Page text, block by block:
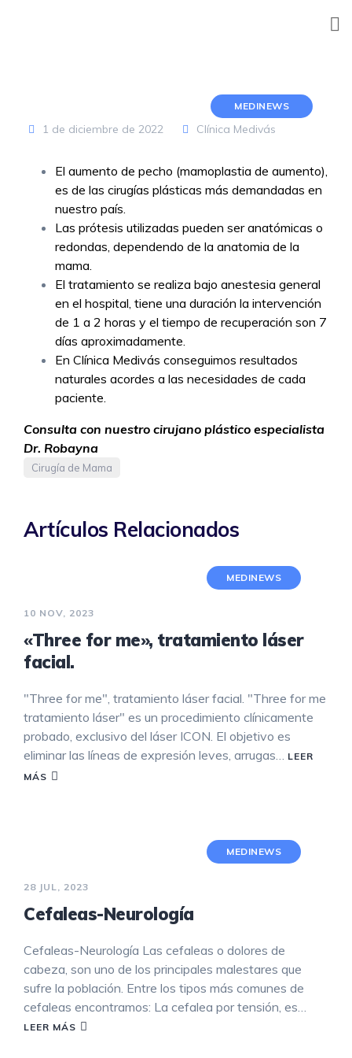
MEDINEWS
1 de diciembre de 2022 Clínica Medivás
El aumento de pecho (mamoplastia de aumento),
es de las cirugías plásticas más demandadas en
nuestro país.
Las prótesis utilizadas pueden ser anatómicas o
redondas, dependendo de la anatomia de la
mama.
El tratamiento se realiza bajo anestesia general
en el hospital, tiene una duración la intervención
de 1 a 2 horas y el tiempo de recuperación son 7
días aproximadamente.
En Clínica Medivás conseguimos resultados
naturales acordes a las necesidades de cada
paciente.
Consulta con nuestro cirujano plástico especialista
Dr. Robayna
Cirugía de Mama
Artículos Relacionados
MEDINEWS
10 NOV, 2023
«Three for me», tratamiento láser
facial.
"Three for me", tratamiento láser facial. "Three for me
tratamiento láser" es un procedimiento clínicamente
probado, exclusivo del láser ICON. El objetivo es
eliminar las líneas de expresión leves, arrugas… LEER
MÁS
MEDINEWS
28 JUL, 2023
Cefaleas-Neurología
Cefaleas-Neurología Las cefaleas o dolores de
cabeza, son uno de los principales malestares que
sufre la población. Entre los tipos más comunes de
cefaleas encontramos: La cefalea por tensión, es…
LEER MÁS